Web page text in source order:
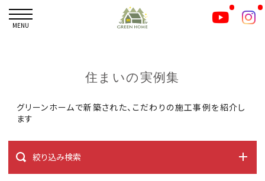
MENU
住まいの実例集
グリーンホームで新築された、こだわりの施工事例を紹介し
ます
絞り込み検索